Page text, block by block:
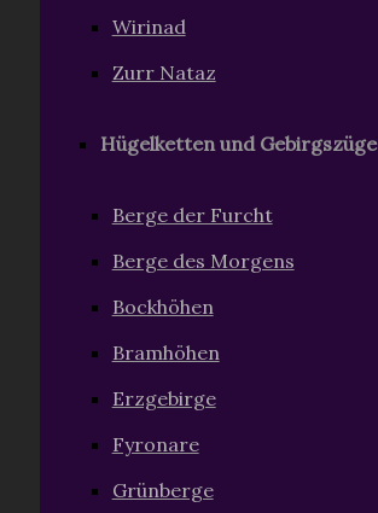
Wirinad
Zurr Nataz
Hügelketten und Gebirgszüge
Berge der Furcht
Berge des Morgens
Bockhöhen
Bramhöhen
Erzgebirge
Fyronare
Grünberge